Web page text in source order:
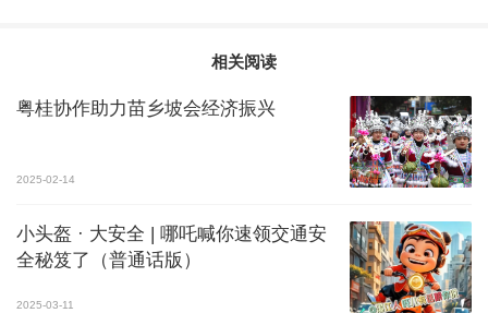
相关阅读
粤桂协作助力苗乡坡会经济振兴
2025-02-14
小头盔 · 大安全 | 哪吒喊你速领交通安
全秘笈了（普通话版）
2025-03-11